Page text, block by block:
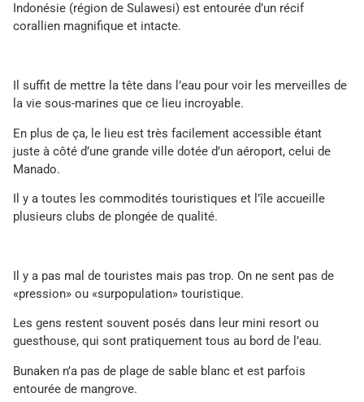
Indonésie (région de Sulawesi) est entourée d’un récif
corallien magnifique et intacte.
Il suffit de mettre la tête dans l’eau pour voir les merveilles de
la vie sous-marines que ce lieu incroyable.
En plus de ça, le lieu est très facilement accessible étant
juste à côté d’une grande ville dotée d’un aéroport, celui de
Manado.
Il y a toutes les commodités touristiques et l’île accueille
plusieurs clubs de plongée de qualité.
Il y a pas mal de touristes mais pas trop. On ne sent pas de
«pression» ou «surpopulation» touristique.
Les gens restent souvent posés dans leur mini resort ou
guesthouse, qui sont pratiquement tous au bord de l’eau.
Bunaken n’a pas de plage de sable blanc et est parfois
entourée de mangrove.